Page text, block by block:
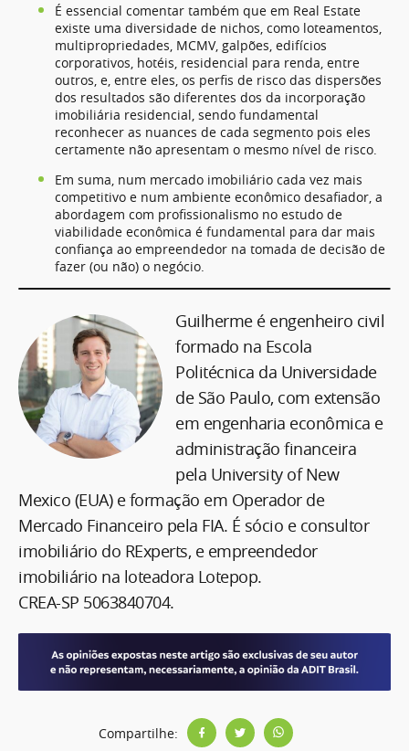
É essencial comentar também que em Real Estate
existe uma diversidade de nichos, como loteamentos,
multipropriedades, MCMV, galpões, edifícios
corporativos, hotéis, residencial para renda, entre
outros, e, entre eles, os perfis de risco das dispersões
dos resultados são diferentes dos da incorporação
imobiliária residencial, sendo fundamental
reconhecer as nuances de cada segmento pois eles
certamente não apresentam o mesmo nível de risco.
Em suma, num mercado imobiliário cada vez mais
competitivo e num ambiente econômico desafiador, a
abordagem com profissionalismo no estudo de
viabilidade econômica é fundamental para dar mais
confiança ao empreendedor na tomada de decisão de
fazer (ou não) o negócio.
Guilherme é engenheiro civil
formado na Escola
Politécnica da Universidade
de São Paulo, com extensão
em engenharia econômica e
administração financeira
pela University of New
Mexico (EUA) e formação em Operador de
Mercado Financeiro pela FIA. É sócio e consultor
imobiliário do RExperts, e empreendedor
imobiliário na loteadora Lotepop.
CREA-SP 5063840704.
Compartilhe: